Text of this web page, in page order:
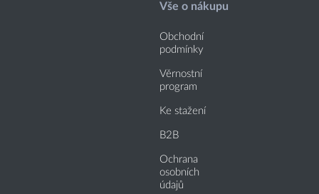
Vše o nákupu
Obchodní
podmínky
Věrnostní
program
Ke stažení
B2B
Ochrana
osobních
údajů